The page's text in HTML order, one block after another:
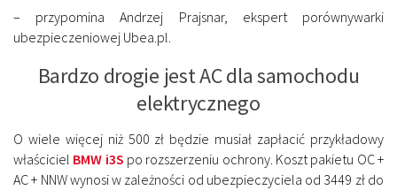
– przypomina Andrzej Prajsnar, ekspert porównywarki
ubezpieczeniowej Ubea.pl.
Bardzo drogie jest AC dla samochodu
elektrycznego
O wiele więcej niż 500 zł będzie musiał zapłacić przykładowy
właściciel BMW i3S po rozszerzeniu ochrony. Koszt pakietu OC +
AC + NNW wynosi w zależności od ubezpieczyciela od 3449 zł do